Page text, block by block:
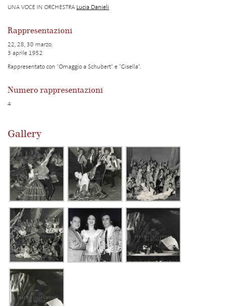
UNA VOCE IN ORCHESTRA Lucia Danieli
Rappresentazioni
22, 28, 30 marzo;
3 aprile 1952
Rappresentato con "Omaggio a Schubert" e "Gisella".
Numero rappresentazioni
4
Gallery